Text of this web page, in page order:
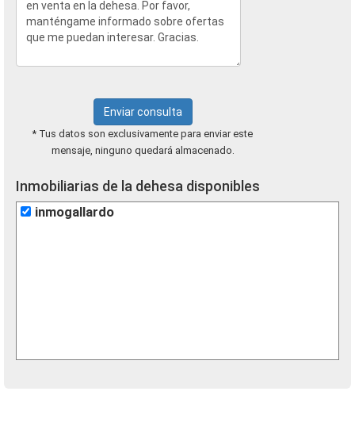
Enviar consulta
* Tus datos son exclusivamente para enviar este
mensaje, ninguno quedará almacenado.
Inmobiliarias de la dehesa disponibles
inmogallardo